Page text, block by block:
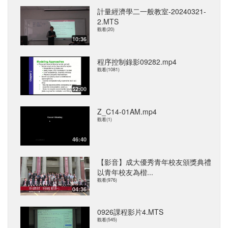
10:36
計量經濟學二一般教室-20240321-
2.MTS
觀看(20)
52:00
程序控制錄影09282.mp4
觀看(1081)
46:40
Z_C14-01AM.mp4
觀看(1)
04:36
【影音】成大優秀青年校友頒獎典禮
以青年校友為楷...
觀看(976)
0926課程影片4.MTS
觀看(545)